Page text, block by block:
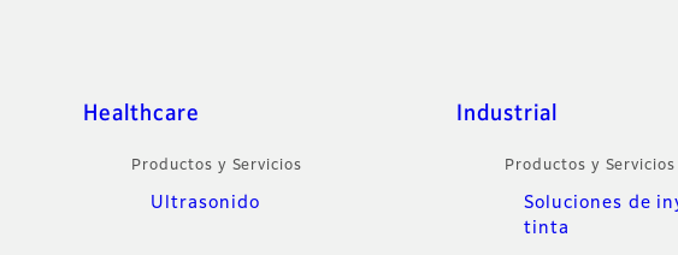
Healthcare
Productos y Servicios
Ultrasonido
Industrial
Productos y Servicios
Soluciones de
tinta